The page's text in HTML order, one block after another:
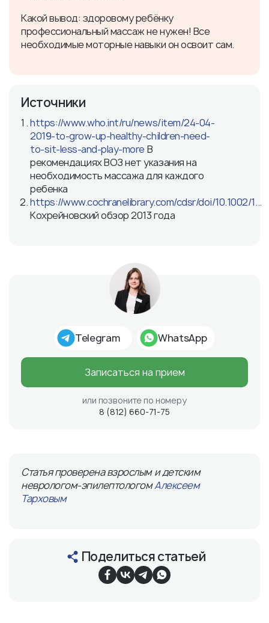
Какой вывод: здоровому ребёнку
профессиональный массаж не нужен! Все
необходимые моторные навыки он освоит сам.
Источники
https://www.who.int/ru/news/item/24-04-
2019-to-grow-up-healthy-children-need-
to-sit-less-and-play-moreВ
рекомендациях ВОЗ нет указания на
необходимость массажа для каждого
ребенка
https://www.cochranelibrary.com/cdsr/doi/10.1002/1...
Кохрейновский обзор 2013 года
Telegram WhatsApp
Записаться на прием
или позвоните по номеру
8 (812) 660-71-75
Статья проверена взрослым и детским
неврологом-эпилептологомАлексеем
Тарховым
Поделиться статьей